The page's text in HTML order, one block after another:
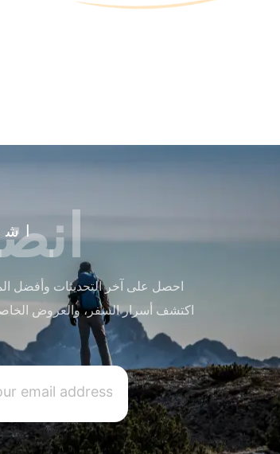
احصل على آخر التحديثات وأفضل
اكتشف أسرار السفر، والعروض